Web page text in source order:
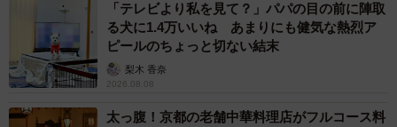
「テレビより私を見て？」パパの目の前に陣取
る犬に1.4万いいね あまりにも健気な熱烈ア
ピールのちょっと切ない結末
梨木 香奈
2026.08.08
太っ腹！京都の老舗中華料理店がフルコース料